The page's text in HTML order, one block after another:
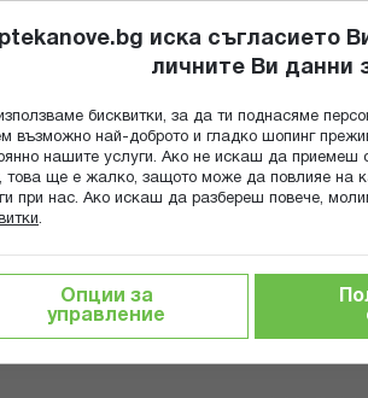
ГРИЖА ЗА МАЙКАТА И ДЕТЕТО
VAGIWELL КОМПЛЕКТИ ДИЛАТАТОРИ
иска съгласието
личните Ви данни
бисквитки, за да ти поднасяме
възможно най-доброто и гладко шопинг
нашите услуги. Ако не искаш да приемеш
това ще е жалко, защото може да повлияе на
при нас. Ако искаш да разбереш повече,
.
Опции за
управление